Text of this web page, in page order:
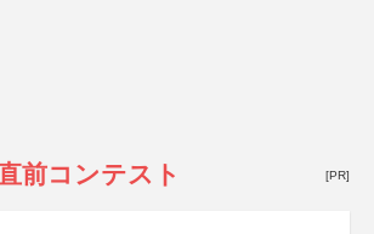
前コンテスト [PR]